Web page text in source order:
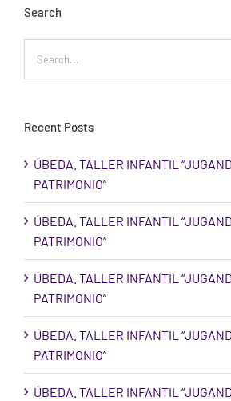
Search
Recent Posts
ÚBEDA. TALLER INFANTIL
PATRIMONIO”
ÚBEDA. TALLER INFANTIL
PATRIMONIO”
ÚBEDA. TALLER INFANTIL
PATRIMONIO”
ÚBEDA. TALLER INFANTIL
PATRIMONIO”
ÚBEDA. TALLER INFANTIL